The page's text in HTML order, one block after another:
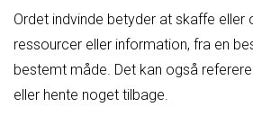
Ordet indvinde betyder at skaffe eller
ressourcer eller information, fra en
bestemt måde. Det kan også
eller hente noget tilbage.